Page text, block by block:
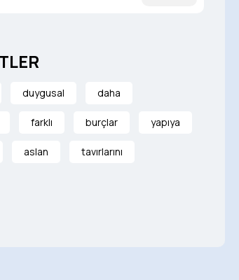
duygusal daha
farklı burçlar yapıya
aslan tavırlarını